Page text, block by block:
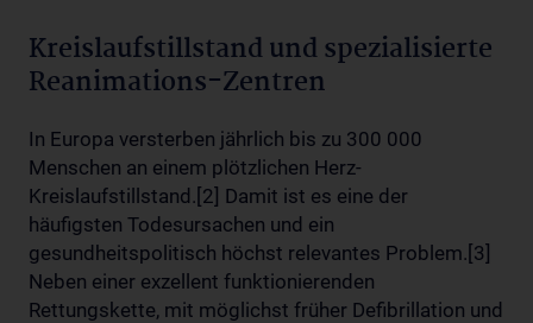
Kreislaufstillstand und spezialisierte
Reanimations-Zentren
In Europa versterben jährlich bis zu 300 000
Menschen an einem plötzlichen Herz-
Kreislaufstillstand.[2] Damit ist es eine der
häufigsten Todesursachen und ein
gesundheitspolitisch höchst relevantes Problem.[3]
Neben einer exzellent funktionierenden
Rettungskette, mit möglichst früher Defibrillation und